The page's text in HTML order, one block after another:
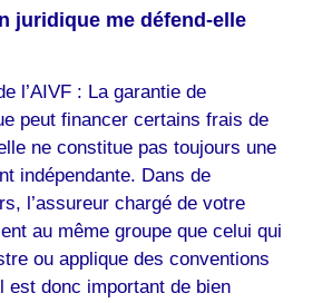
juridique me défend-elle
l’AIVF : La garantie de
peut financer certains frais de
ne constitue pas toujours une
indépendante. Dans de
l’assureur chargé de votre
au même groupe que celui qui
ou applique des conventions
est donc important de bien